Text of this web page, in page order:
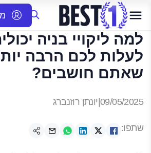
למה ליקויי בניה
לעלות לכם הרבה
שאתם חושבים?
09/05/2025 יונתן רוזנברג
שתפו: